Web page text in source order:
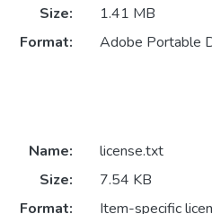
Size:
1.41 MB
Format:
Adobe Portable
Name:
license.txt
Size:
7.54 KB
Format:
Item-specific